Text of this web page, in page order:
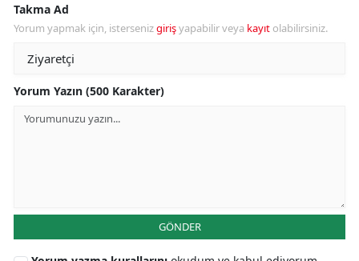
Takma Ad
Yorum yapmak için, istersenizgirişyapabilir veya kayıt olabilirsiniz.
Yorum Yazın (500 Karakter)
GÖNDER